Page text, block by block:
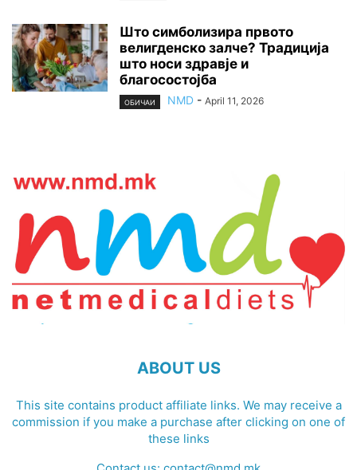
Што симболизира првото
велигденско залче? Традиција
што носи здравје и
благосостојба
ОБИЧАИ NMD - April 11, 2026
ABOUT US
This site contains product affiliate links. We may receive a
commission if you make a purchase after clicking on one of
these links